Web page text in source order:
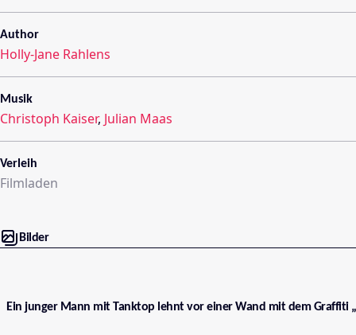
Author
Holly-Jane Rahlens
Musik
Christoph Kaiser, Julian Maas
Verleih
Filmladen
Bilder
Ein junger Mann mit Tanktop lehnt vor einer Wand mit dem Graffiti